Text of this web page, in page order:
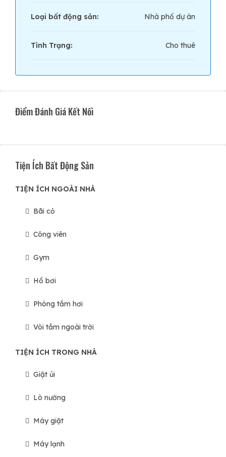
Loại bất động sản: Nhà phố dự án
Tình Trạng: Cho thuê
Điểm Đánh Giá Kết Nối
Tiện Ích Bất Động Sản
TIỆN ÍCH NGOÀI NHÀ
Bãi cỏ
Công viên
Gym
Hồ bơi
Phòng tắm hơi
Vòi tắm ngoài trời
TIỆN ÍCH TRONG NHÀ
Giặt ủi
Lò nướng
Máy giặt
Máy lạnh